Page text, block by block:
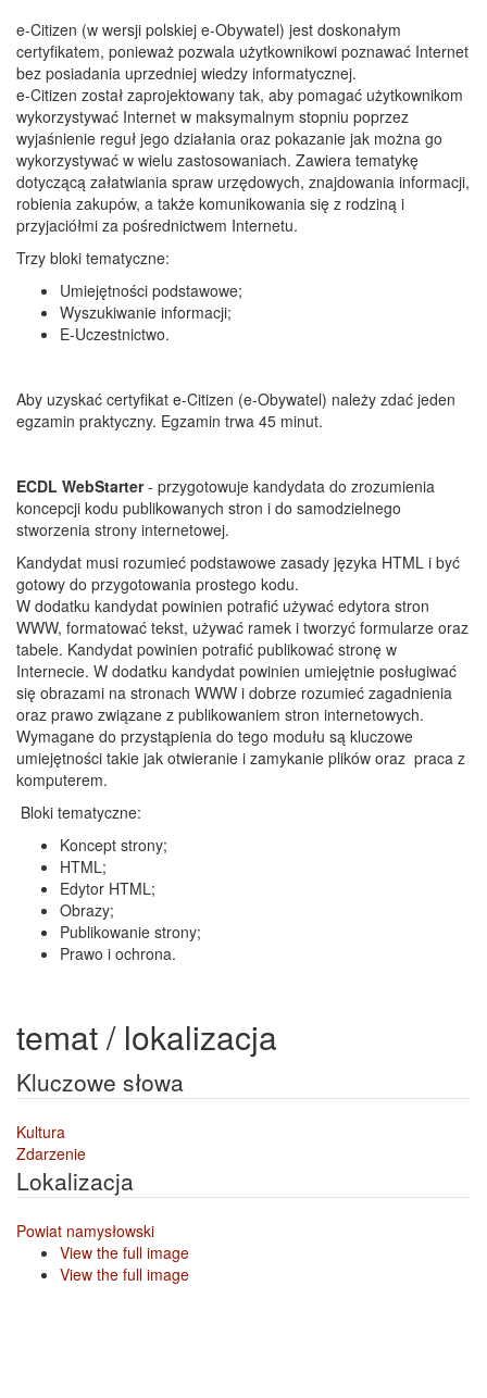
e-Citizen (w wersji polskiej e-Obywatel) jest doskonałym
certyfikatem, ponieważ pozwala użytkownikowi poznawać Internet
bez posiadania uprzedniej wiedzy informatycznej.
e-Citizen został zaprojektowany tak, aby pomagać użytkownikom
wykorzystywać Internet w maksymalnym stopniu poprzez
wyjaśnienie reguł jego działania oraz pokazanie jak można go
wykorzystywać w wielu zastosowaniach. Zawiera tematykę
dotyczącą załatwiania spraw urzędowych, znajdowania informacji,
robienia zakupów, a także komunikowania się z rodziną i
przyjaciółmi za pośrednictwem Internetu.
Trzy bloki tematyczne:
Umiejętności podstawowe;
Wyszukiwanie informacji;
E-Uczestnictwo.
Aby uzyskać certyfikat e-Citizen (e-Obywatel) należy zdać jeden
egzamin praktyczny. Egzamin trwa 45 minut.
ECDL WebStarter- przygotowuje kandydata do zrozumienia
koncepcji kodu publikowanych stron i do samodzielnego
stworzenia strony internetowej.
Kandydat musi rozumieć podstawowe zasady języka HTML i być
gotowy do przygotowania prostego kodu.
W dodatku kandydat powinien potrafić używać edytora stron
WWW, formatować tekst, używać ramek i tworzyć formularze oraz
tabele. Kandydat powinien potrafić publikować stronę w
Internecie. W dodatku kandydat powinien umiejętnie posługiwać
się obrazami na stronach WWW i dobrze rozumieć zagadnienia
oraz prawo związane z publikowaniem stron internetowych.
Wymagane do przystąpienia do tego modułu są kluczowe
umiejętności takie jak otwieranie i zamykanie plików oraz praca z
komputerem.
Bloki tematyczne:
Koncept strony;
HTML;
Edytor HTML;
Obrazy;
Publikowanie strony;
Prawo i ochrona.
temat / lokalizacja
Kluczowe słowa
Kultura
Zdarzenie
Lokalizacja
Powiat namysłowski
View the full image
View the full image